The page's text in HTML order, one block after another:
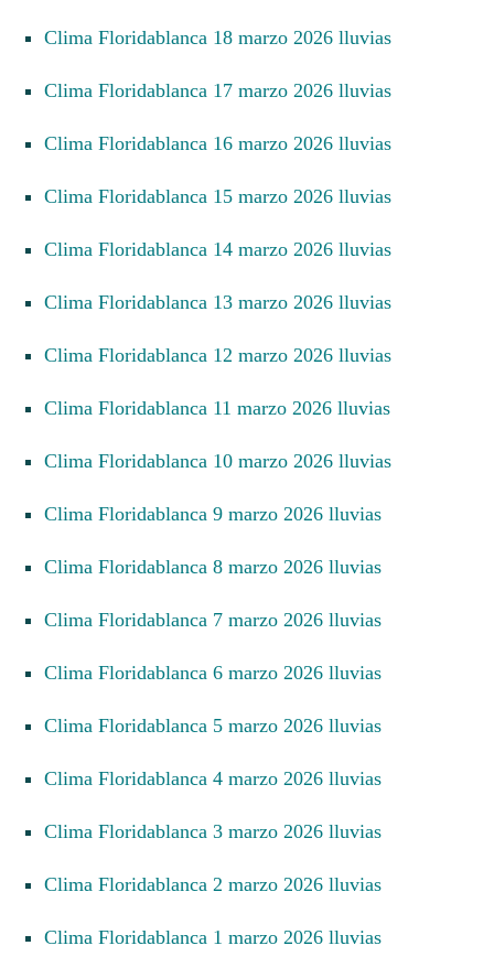
Clima Floridablanca 18 marzo 2026 lluvias
Clima Floridablanca 17 marzo 2026 lluvias
Clima Floridablanca 16 marzo 2026 lluvias
Clima Floridablanca 15 marzo 2026 lluvias
Clima Floridablanca 14 marzo 2026 lluvias
Clima Floridablanca 13 marzo 2026 lluvias
Clima Floridablanca 12 marzo 2026 lluvias
Clima Floridablanca 11 marzo 2026 lluvias
Clima Floridablanca 10 marzo 2026 lluvias
Clima Floridablanca 9 marzo 2026 lluvias
Clima Floridablanca 8 marzo 2026 lluvias
Clima Floridablanca 7 marzo 2026 lluvias
Clima Floridablanca 6 marzo 2026 lluvias
Clima Floridablanca 5 marzo 2026 lluvias
Clima Floridablanca 4 marzo 2026 lluvias
Clima Floridablanca 3 marzo 2026 lluvias
Clima Floridablanca 2 marzo 2026 lluvias
Clima Floridablanca 1 marzo 2026 lluvias